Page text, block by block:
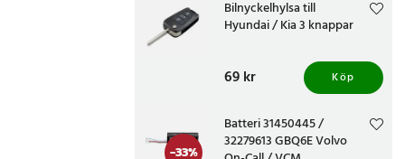
Bilnyckelhylsa till
Hyundai / Kia 3 knappar
Pris:69 kr
69 kr Köp
-33%
Batteri 31450445 /
32279613 GBQ6E Volvo